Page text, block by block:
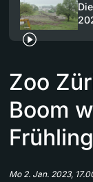
Zoo
Boom
Mo 2. Jan. 2023,